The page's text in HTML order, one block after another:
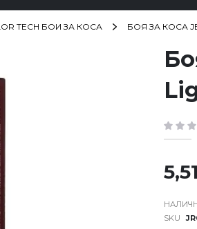
TECH БОИ ЗА КОСА БОЯ ЗА КОСА
SKU